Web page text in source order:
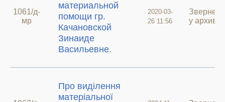
1061/д-
мр
материальной
помощи гр.
Качановской
Зинаиде
Васильевне.
2020-03-
26 11:56
у архиві
Про виділення
матеріальної